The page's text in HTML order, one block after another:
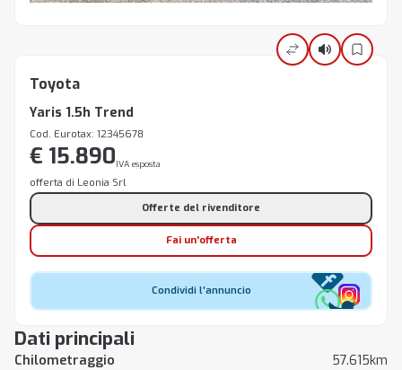
Dati principali
Chilometraggio
57.615km
Toyota
Yaris 1.5h Trend
Cod. Eurotax: 12345678
€ 15.890IVA esposta
offerta di Leonia Srl
Offerte del rivenditore
Fai un'offerta
Condividi l'annuncio